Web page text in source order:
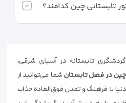
تابستانی چین کدامند؟
تابستانه در آسیای شرقی،
در فصل تابستانشما می‌توانید از
با فرهنگ و تمدن فوق‌العاده جذاب